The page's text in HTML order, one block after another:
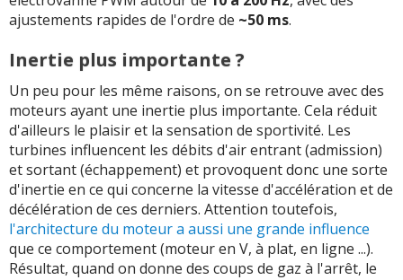
ajustements rapides de l'ordre de ~50 ms.
Inertie plus importante ?
Un peu pour les même raisons, on se retrouve avec des
moteurs ayant une inertie plus importante. Cela réduit
d'ailleurs le plaisir et la sensation de sportivité. Les
turbines influencent les débits d'air entrant (admission)
et sortant (échappement) et provoquent donc une sorte
d'inertie en ce qui concerne la vitesse d'accélération et de
décélération de ces derniers. Attention toutefois,
l'architecture du moteur a aussi une grande influence
que ce comportement (moteur en V, à plat, en ligne ...).
Résultat, quand on donne des coups de gaz à l'arrêt, le